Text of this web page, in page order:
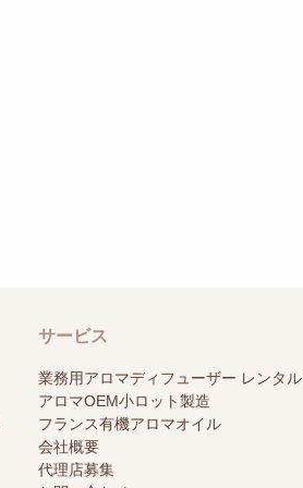
サービス
業務用アロマディフューザー レンタル
アロマOEM小ロット製造
フランス有機アロマオイル
会社概要
代理店募集